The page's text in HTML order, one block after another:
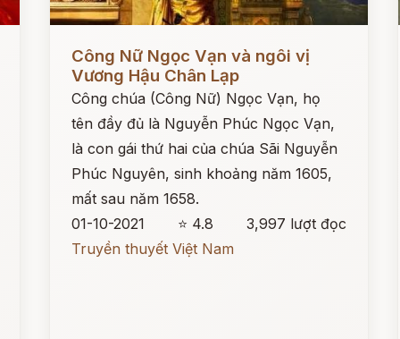
Công Nữ Ngọc Vạn và ngôi vị
Vương Hậu Chân Lạp
Công chúa (Công Nữ) Ngọc Vạn, họ
tên đầy đủ là Nguyễn Phúc Ngọc Vạn,
là con gái thứ hai của chúa Sãi Nguyễn
Phúc Nguyên, sinh khoảng năm 1605,
mất sau năm 1658.
01-10-2021
⭐ 4.8
3,997 lượt đọc
Truyền thuyết Việt Nam